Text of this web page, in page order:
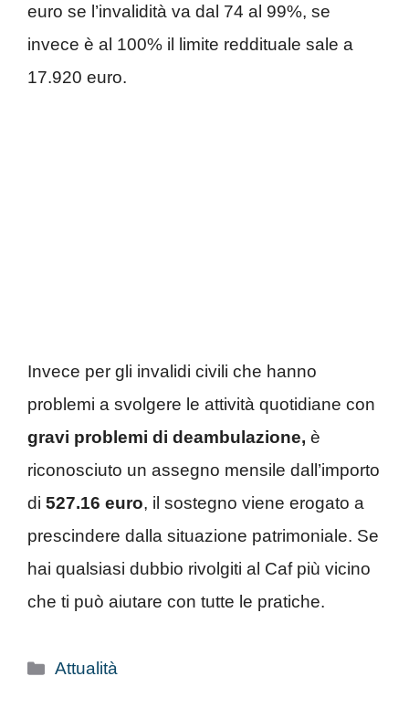
euro se l’invalidità va dal 74 al 99%, se
invece è al 100% il limite reddituale sale a
17.920 euro.
Invece per gli invalidi civili che hanno
problemi a svolgere le attività quotidiane con
gravi problemi di deambulazione, è
riconosciuto un assegno mensile dall’importo
di 527.16 euro, il sostegno viene erogato a
prescindere dalla situazione patrimoniale. Se
hai qualsiasi dubbio rivolgiti al Caf più vicino
che ti può aiutare con tutte le pratiche.
Categorie
Attualità